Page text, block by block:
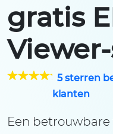
gratis
5 sterren
klanten
Een betrouwbare